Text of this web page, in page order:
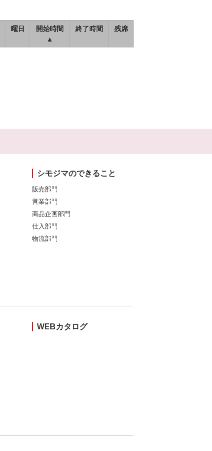
曜日
開始時間
▲
終了時間 残席
シモジマのできること
販売部門
営業部門
商品企画部門
仕入部門
物流部門
WEBカタログ